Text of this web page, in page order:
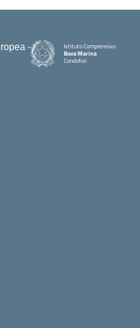
Istituto Comprensivo
Bova Marina
Condofuri